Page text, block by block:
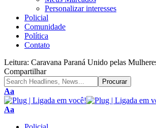
Personalizar interesses
Policial
Comunidade
Política
Contato
Leitura: Caravana Paraná Unido pelas
Compartilhar
Aa
Aa